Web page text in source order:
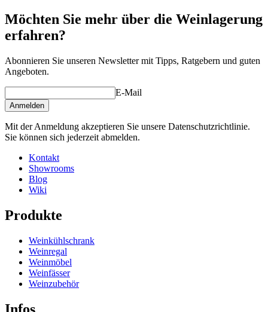
Möchten Sie mehr über die Weinlagerung
erfahren?
Abonnieren Sie unseren Newsletter mit Tipps, Ratgebern und guten
Angeboten.
E-Mail
Anmelden
Mit der Anmeldung akzeptieren Sie unsere Datenschutzrichtlinie.
Sie können sich jederzeit abmelden.
Kontakt
Showrooms
Blog
Wiki
Produkte
Weinkühlschrank
Weinregal
Weinmöbel
Weinfässer
Weinzubehör